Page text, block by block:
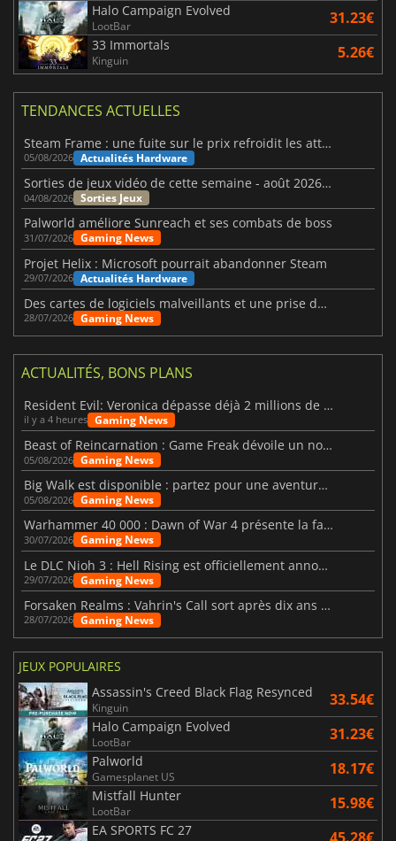
Halo Campaign Evolved
LootBar 31.23€
33 Immortals
Kinguin 5.26€
TENDANCES ACTUELLES
Steam Frame : une fuite sur le prix refroidit les attentes VR
05/08/2026 Actualités Hardware
Sorties de jeux vidéo de cette semaine - août 2026 (semaine 32)
04/08/2026 Sorties Jeux
Palworld améliore Sunreach et ses combats de boss
31/07/2026 Gaming News
Projet Helix : Microsoft pourrait abandonner Steam
29/07/2026 Actualités Hardware
Des cartes de logiciels malveillants et une prise de contrôle de Discord ont touché Meccha Chameleon
28/07/2026 Gaming News
ACTUALITÉS, BONS PLANS
Resident Evil: Veronica dépasse déjà 2 millions de wishlists
il y a 4 heures Gaming News
Beast of Reincarnation : Game Freak dévoile un nouveau pari
05/08/2026 Gaming News
Big Walk est disponible : partez pour une aventure entre amis
05/08/2026 Gaming News
Warhammer 40 000 : Dawn of War 4 présente la faction des Nécrons
30/07/2026 Gaming News
Le DLC Nioh 3 : Hell Rising est officiellement annoncé
29/07/2026 Gaming News
Forsaken Realms : Vahrin's Call sort après dix ans de développement
28/07/2026 Gaming News
JEUX POPULAIRES
Assassin's Creed Black Flag Resynced
Kinguin 33.54€
Halo Campaign Evolved
LootBar 31.23€
Palworld
Gamesplanet US 18.17€
Mistfall Hunter
LootBar 15.98€
EA SPORTS FC 27